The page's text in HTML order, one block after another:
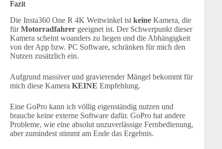
Fazit
Die Insta360 One R 4K Weitwinkel ist keine Kamera, die
fürMotorradfahrer geeignet ist. Der Schwerpunkt dieser
Kamera scheint woanders zu liegen und die Abhängigkeit
von der App bzw. PC Software, schränken für mich den
Nutzen zusätzlich ein.
Aufgrund massiver und gravierender Mängel bekommt für
mich diese Kamera KEINE Empfehlung.
Eine GoPro kann ich völlig eigenständig nutzen und
brauche keine externe Software dafür. GoPro hat andere
Probleme, wie eine absolut unzuverlässige Fernbedienung,
aber zumindest stimmt am Ende das Ergebnis.